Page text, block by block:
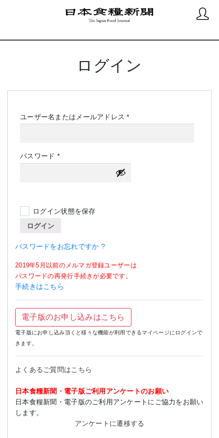
ログイン
ユーザー名またはメールアドレス*必
パスワード *必
須
ログイン状態を保存
ログイン
パスワードをお忘れですか ?
2019年5月以前のメルマガ登録ユーザーは
パスワードの再発行手続きが必要です。
手続きはこちら
電子版のお申し込みはこちら
電子版にお申し込み頂くと様々な機能が利用できるマイページにログインで
きます。
よくあるご質問はこちら
日本食糧新聞・電子版ご利用アンケートのお願い
日本食糧新聞・電子版のご利用アンケートにご協力をお願い
します。
アンケートに遷移する